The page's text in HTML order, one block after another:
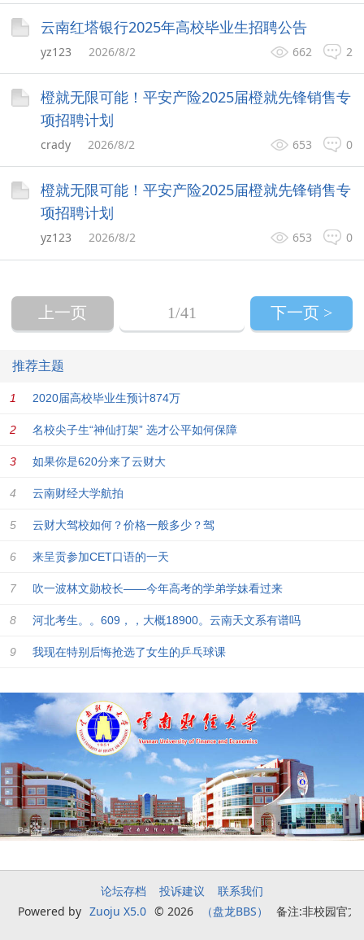
云南红塔银行2025年高校毕业生招聘公告
2
662
yz123 2026/8/2
橙就无限可能！平安产险2025届橙就先锋销售专
项招聘计划
0
653
crady 2026/8/2
橙就无限可能！平安产险2025届橙就先锋销售专
项招聘计划
0
653
yz123 2026/8/2
上一页 1/41 下一页 >
推荐主题
2020届高校毕业生预计874万
名校尖子生“神仙打架” 选才公平如何保障
如果你是620分来了云财大
云南财经大学航拍
云财大驾校如何？价格一般多少？驾
来呈贡参加CET口语的一天
吹一波林文勋校长——今年高考的学弟学妹看过来
河北考生。。609，，大概18900。云南天文系有谱吗
我现在特别后悔抢选了女生的乒乓球课
论坛存档 投诉建议
联系我们
Powered by Zuoju X5.0 © 2026 （盘龙BBS） 备注:非校园官方